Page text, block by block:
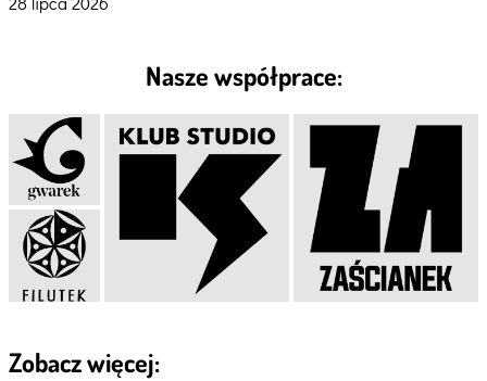
Nasze współprace:
Zobacz więcej: